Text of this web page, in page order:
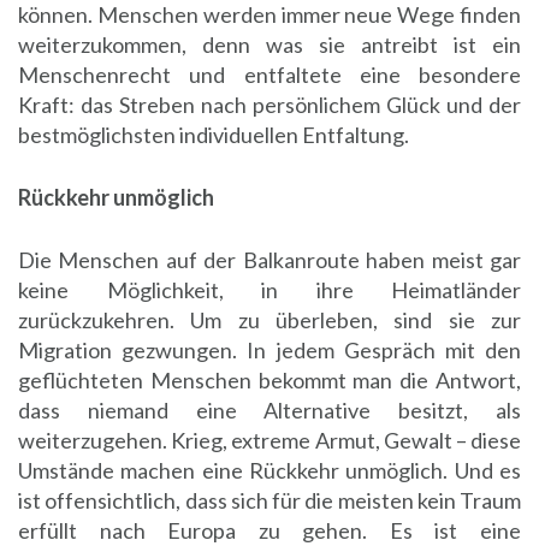
können. Menschen werden immer neue Wege finden
weiterzukommen, denn was sie antreibt ist ein
Menschenrecht und entfaltete eine besondere
Kraft: das Streben nach persönlichem Glück und der
bestmöglichsten individuellen Entfaltung.
Rückkehr unmöglich
Die Menschen auf der Balkanroute haben meist gar
keine Möglichkeit, in ihre Heimatländer
zurückzukehren. Um zu überleben, sind sie zur
Migration gezwungen. In jedem Gespräch mit den
geflüchteten Menschen bekommt man die Antwort,
dass niemand eine Alternative besitzt, als
weiterzugehen. Krieg, extreme Armut, Gewalt – diese
Umstände machen eine Rückkehr unmöglich. Und es
ist offensichtlich, dass sich für die meisten kein Traum
erfüllt nach Europa zu gehen. Es ist eine